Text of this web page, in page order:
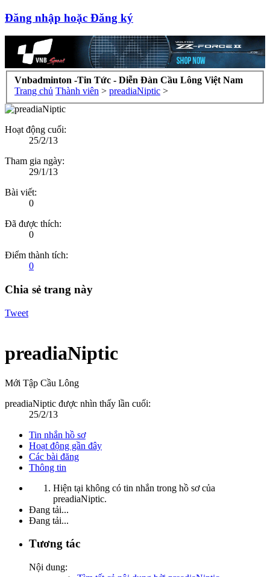
Đăng nhập hoặc Đăng ký
Vnbadminton -Tin Tức - Diễn Đàn Cầu Lông Việt Nam
Trang chủ Thành viên > preadiaNiptic >
Hoạt động cuối:
25/2/13
Tham gia ngày:
29/1/13
Bài viết:
0
Đã được thích:
0
Điểm thành tích:
0
Chia sẻ trang này
Tweet
preadiaNiptic
Mới Tập Cầu Lông
preadiaNiptic được nhìn thấy lần cuối:
25/2/13
Tin nhắn hồ sơ
Hoạt động gần đây
Các bài đăng
Thông tin
Hiện tại không có tin nhắn trong hồ sơ của
preadiaNiptic.
Đang tải...
Đang tải...
Tương tác
Nội dung: